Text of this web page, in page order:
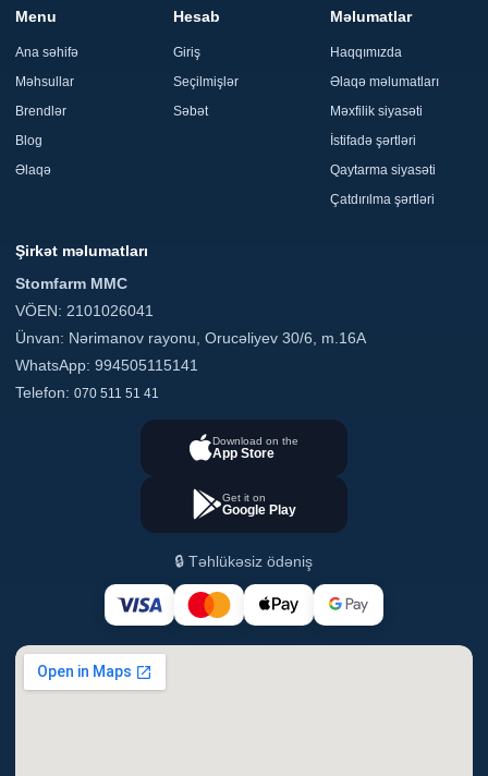
Menu
Ana səhifə
Məhsullar
Brendlər
Blog
Əlaqə
Hesab
Giriş
Seçilmişlər
Səbət
Məlumatlar
Haqqımızda
Əlaqə məlumatları
Məxfilik siyasəti
İstifadə şərtləri
Qaytarma siyasəti
Çatdırılma şərtləri
Şirkət məlumatları
Stomfarm MMC
VÖEN: 2101026041
Ünvan: Nərimanov rayonu, Orucəliyev 30/6, m.16A
WhatsApp: 994505115141
Telefon: 070 511 51 41
Download on the
App Store
Get it on
Google Play
🔒 Təhlükəsiz ödəniş